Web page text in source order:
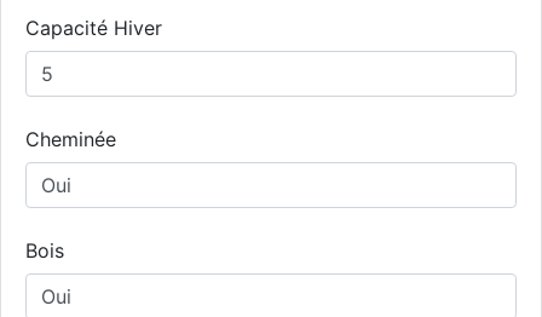
Capacité Hiver
Cheminée
Bois